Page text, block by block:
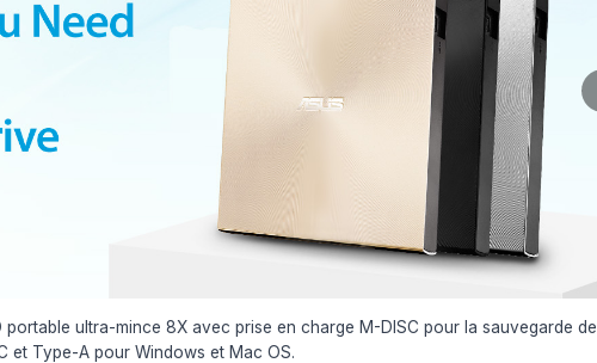
ultra-mince 8X avec prise en charge M-DISC pour la sauvegarde
et Type-A pour Windows et Mac OS.